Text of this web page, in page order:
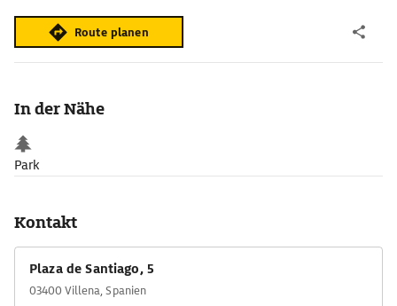
Route planen
In der Nähe
Park
Kontakt
Plaza de Santiago, 5
03400 Villena, Spanien